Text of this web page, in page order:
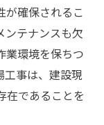
が確保されるこ
ンテナンスも欠
業環境を保ちつ
工事は、建設現
在であることを